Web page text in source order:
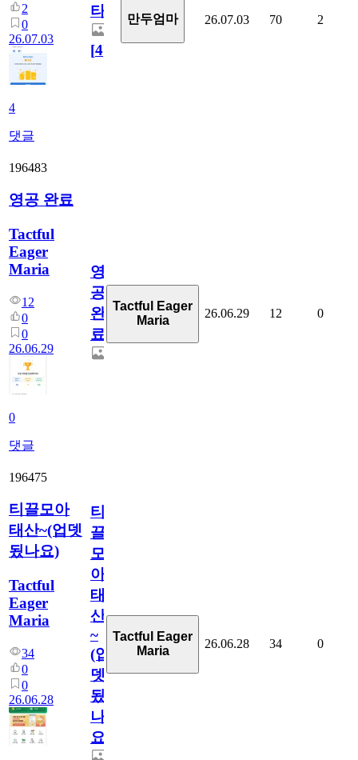
2
0
26.07.03
4
댓글
타
[4]
만두엄마 26.07.03 70 2
196483
영공 완료
Tactful
Eager
Maria
12
0
0
26.06.29
0
댓글
영
공
완
료
Tactful Eager
Maria
26.06.29 12 0
196475
티끌모아
태산~(업뎃
됬나요)
Tactful
Eager
Maria
34
0
0
26.06.28
티
끌
모
아
태
산
~
(업
뎃
됬
나
요)
Tactful Eager
Maria
26.06.28 34 0